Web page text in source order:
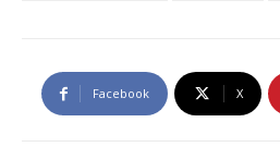
Facebook X